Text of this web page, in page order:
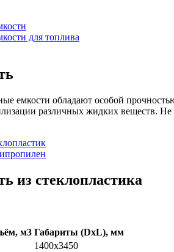
для топлива
емкости обладают особой
различных жидких веществ.
из стеклопластика
м3 Габариты (DхL), мм
1400х3450